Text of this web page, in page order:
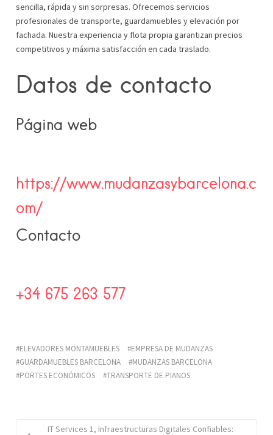
sencilla, rápida y sin sorpresas. Ofrecemos servicios
profesionales de transporte, guardamuebles y elevación por
fachada. Nuestra experiencia y flota propia garantizan precios
competitivos y máxima satisfacción en cada traslado.
Datos de contacto
Página web
https://www.mudanzasybarcelona.c
om/
Contacto
+34 675 263 577
ELEVADORES MONTAMUEBLES
EMPRESA DE MUDANZAS
GUARDAMUEBLES BARCELONA
MUDANZAS BARCELONA
PORTES ECONÓMICOS
TRANSPORTE DE PIANOS
IT Services 1, Infraestructuras Digitales Confiables: